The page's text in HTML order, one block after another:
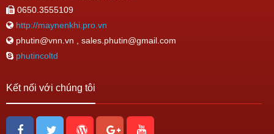
0650.3555109
http://maynenkhi.pro.vn
phutin@vnn.vn , sales.phutin@gmail.com
phutincoltd
Kết nối với chúng tôi